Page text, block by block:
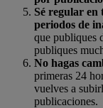
Sé regular en
periodos de
que publiques
publiques
No hagas
primeras 24
vuelves a
publicaciones.